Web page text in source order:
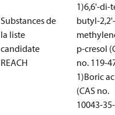
Substances de
la liste
candidate
REACH
1)6,6'-di-
butyl-2,2'-
p-cresol
no. 119-
1)Boric
(CAS no.
10043-